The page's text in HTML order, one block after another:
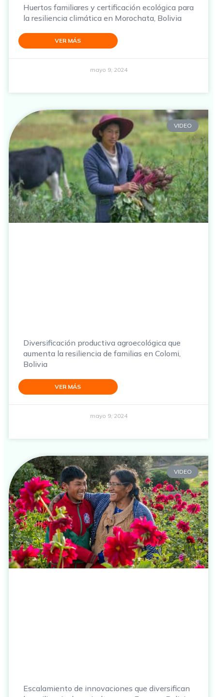
Huertos familiares y certificación ecológica para
la resiliencia climática en Morochata, Bolivia
VER MÁS
mayo 9, 2024
VIDEO
Diversificación productiva agroecológica que
aumenta la resiliencia de familias en Colomi,
Bolivia
VER MÁS
mayo 9, 2024
VIDEO
Escalamiento de innovaciones que diversifican